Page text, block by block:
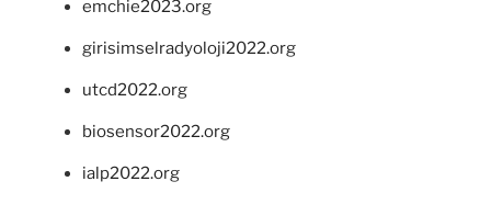
emchie2023.org
girisimselradyoloji2022.org
utcd2022.org
biosensor2022.org
ialp2022.org